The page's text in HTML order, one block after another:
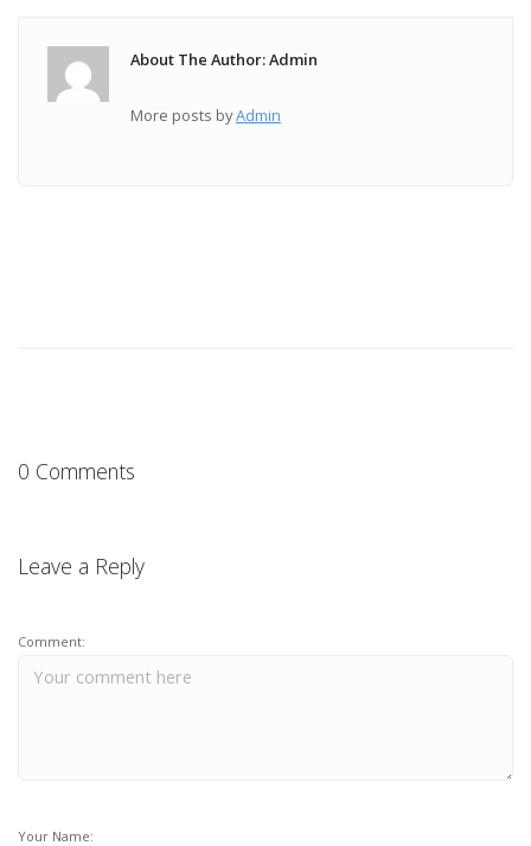
About The Author: Admin
More posts byAdmin
0 Comments
Leave a Reply
Comment:
Your Name: